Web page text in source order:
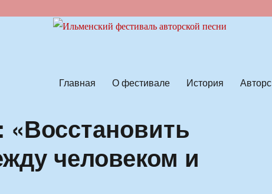
Главная О фестивале История
человеком и